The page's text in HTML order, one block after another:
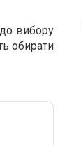
вибору
обирати